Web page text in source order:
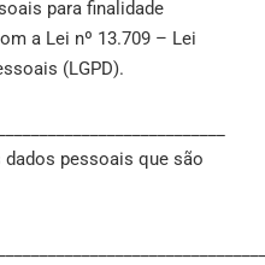
para finalidade
a Lei nº 13.709 – Lei
(LGPD).
pessoais que são